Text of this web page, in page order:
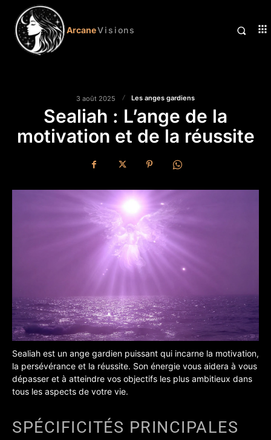
ArcaneVisions
3 août 2025 Les anges gardiens
Sealiah : L’ange de la
motivation et de la réussite
Sealiah est un ange gardien puissant qui incarne la motivation,
la persévérance et la réussite. Son énergie vous aidera à vous
dépasser et à atteindre vos objectifs les plus ambitieux dans
tous les aspects de votre vie.
SPÉCIFICITÉS PRINCIPALES